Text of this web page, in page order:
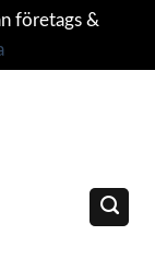
företags &